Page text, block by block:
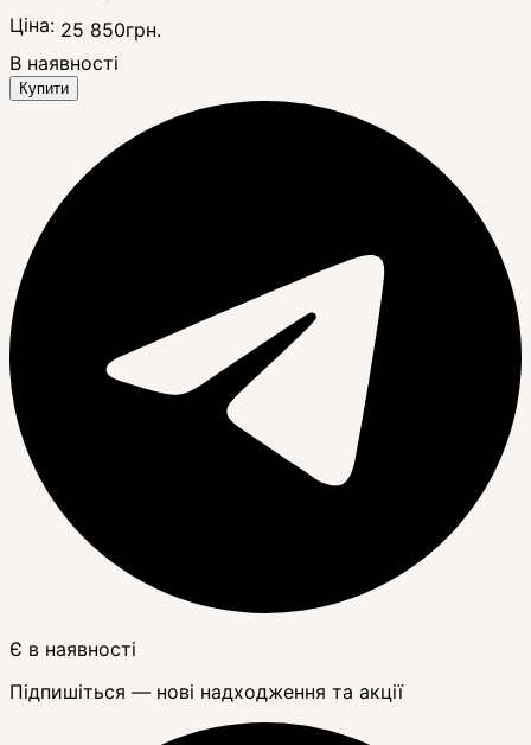
Ціна: 25 850грн.
В наявності
Купити
Є в наявності
Підпишіться — нові надходження та акції